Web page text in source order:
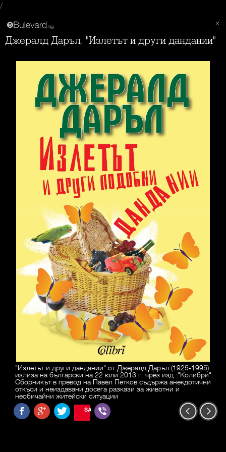
/
Джералд Даръл, "Излетът и други дандании"
"Излетът и други дандании" от Джералд Даръл (1925-1995)
излиза на български на 22 юли 2013 г. чрез изд. "Колибри".
Сборникът в превод на Павел Петков съдържа анекдотични
откъси и неиздавани досега разкази за животни и
необичайни житейски ситуации
SAVE